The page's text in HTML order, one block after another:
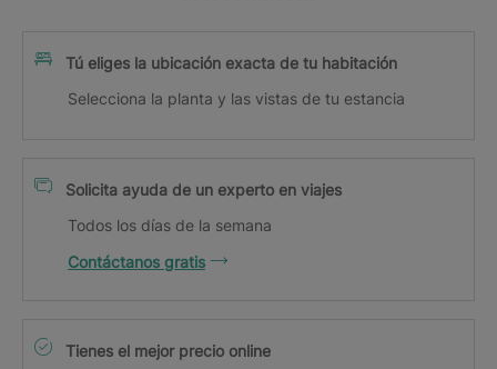
Tú eliges la ubicación exacta de tu habitación
Selecciona la planta y las vistas de tu estancia
Solicita ayuda de un experto en viajes
Todos los días de la semana
Contáctanos gratis
Tienes el mejor precio online